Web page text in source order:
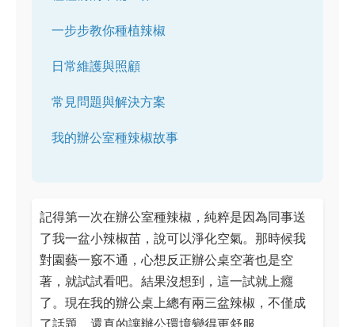
一步步教你種植辣椒
日常維護與照顧
常見問題與解決方案
我的辦公室種辣椒故事
記得第一次在辦公室種辣椒，純粹是因為同事送
了我一盆小辣椒苗，說可以淨化空氣。那時候我
對園藝一竅不通，心想反正辦公桌空著也是空
著，就試試看吧。結果沒想到，這一試就上癮
了。現在我的辦公桌上總有兩三盆辣椒，不僅成
了話題，還真的讓辦公環境變得更舒服。